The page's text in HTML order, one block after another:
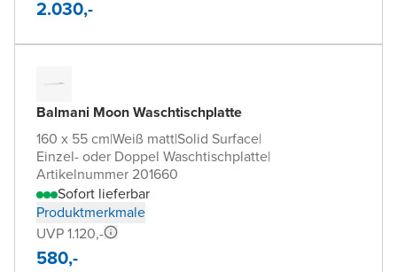
2.030,-
Balmani Moon Waschtischplatte
160 x 55 cm|Weiß matt|Solid Surface|
Einzel- oder Doppel Waschtischplatte|
Artikelnummer 201660
Sofort lieferbar
Produktmerkmale
UVP 1.120,-
580,-